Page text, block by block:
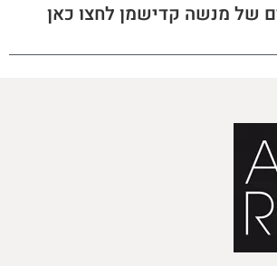
של מנשה קדישמן לחצו כאן